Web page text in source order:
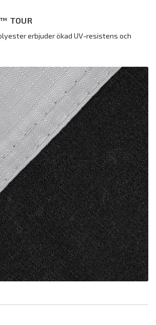
TOUR
erbjuder ökad UV-resistens och